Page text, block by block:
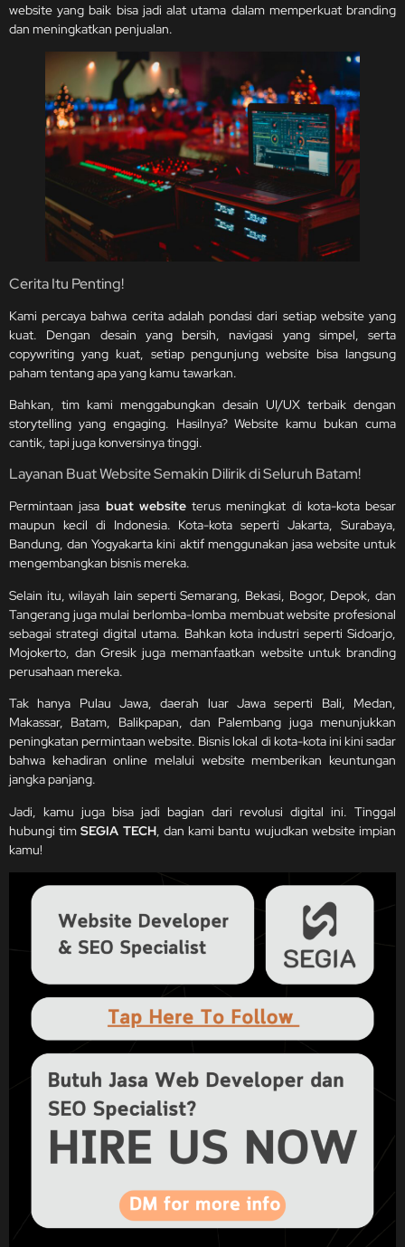
website yang baik bisa jadi alat utama dalam memperkuat branding
dan meningkatkan penjualan.
Cerita Itu Penting!
Kami percaya bahwa cerita adalah pondasi dari setiap website yang
kuat. Dengan desain yang bersih, navigasi yang simpel, serta
copywriting yang kuat, setiap pengunjung website bisa langsung
paham tentang apa yang kamu tawarkan.
Bahkan, tim kami menggabungkan desain UI/UX terbaik dengan
storytelling yang engaging. Hasilnya? Website kamu bukan cuma
cantik, tapi juga konversinya tinggi.
Layanan Buat Website Semakin Dilirik di Seluruh Batam!
Permintaan jasa buat websiteterus meningkat di kota-kota besar
maupun kecil di Indonesia. Kota-kota seperti Jakarta, Surabaya,
Bandung, dan Yogyakarta kini aktif menggunakan jasa website untuk
mengembangkan bisnis mereka.
Selain itu, wilayah lain seperti Semarang, Bekasi, Bogor, Depok, dan
Tangerang juga mulai berlomba-lomba membuat website profesional
sebagai strategi digital utama. Bahkan kota industri seperti Sidoarjo,
Mojokerto, dan Gresik juga memanfaatkan website untuk branding
perusahaan mereka.
Tak hanya Pulau Jawa, daerah luar Jawa seperti Bali, Medan,
Makassar, Batam, Balikpapan, dan Palembang juga menunjukkan
peningkatan permintaan website. Bisnis lokal di kota-kota ini kini sadar
bahwa kehadiran online melalui website memberikan keuntungan
jangka panjang.
Jadi, kamu juga bisa jadi bagian dari revolusi digital ini. Tinggal
hubungi timSEGIA TECH, dan kami bantu wujudkan website impian
kamu!